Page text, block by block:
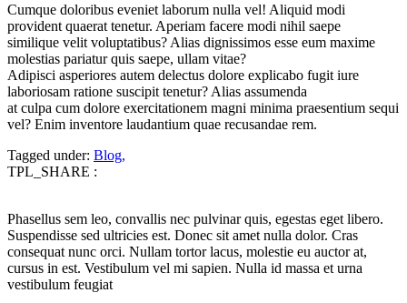
Cumque doloribus eveniet laborum nulla vel! Aliquid modi
provident quaerat tenetur. Aperiam facere modi nihil saepe
similique velit voluptatibus? Alias dignissimos esse eum maxime
molestias pariatur quis saepe, ullam vitae?
Adipisci asperiores autem delectus dolore explicabo fugit iure
laboriosam ratione suscipit tenetur? Alias assumenda
at culpa cum dolore exercitationem magni minima praesentium sequi
vel? Enim inventore laudantium quae recusandae rem.
Tagged under: Blog,
TPL_SHARE :
Phasellus sem leo, convallis nec pulvinar quis, egestas eget libero.
Suspendisse sed ultricies est. Donec sit amet nulla dolor. Cras
consequat nunc orci. Nullam tortor lacus, molestie eu auctor at,
cursus in est. Vestibulum vel mi sapien. Nulla id massa et urna
vestibulum feugiat